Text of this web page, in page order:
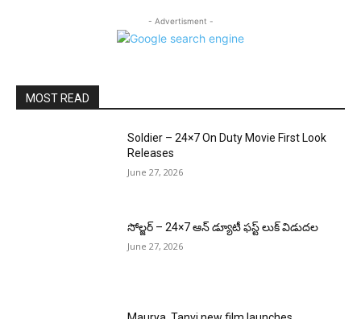
- Advertisment -
MOST READ
Soldier – 24×7 On Duty Movie First Look
Releases
June 27, 2026
సోల్జర్ – 24×7 ఆన్ డ్యూటీ ఫస్ట్ లుక్ విడుదల
June 27, 2026